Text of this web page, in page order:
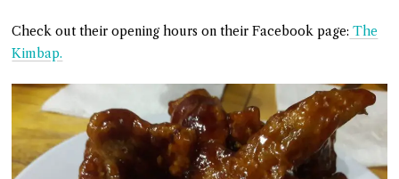
Check out their opening hours on their Facebook page: The
Kimbap.